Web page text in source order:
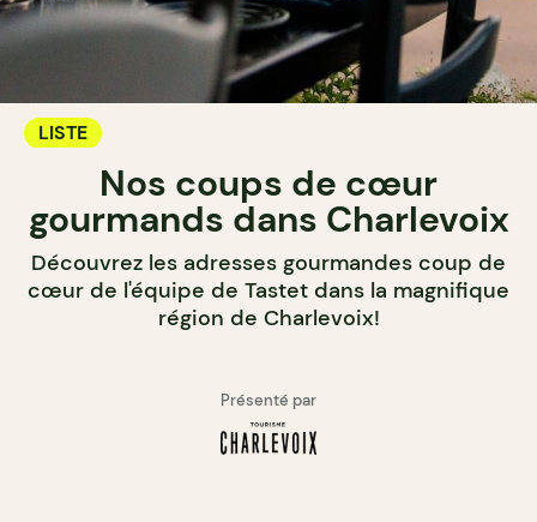
LISTE
Nos coups de cœur
gourmands dans Charlevoix
Découvrez les adresses gourmandes coup de
cœur de l'équipe de Tastet dans la magnifique
région de Charlevoix!
Présenté par